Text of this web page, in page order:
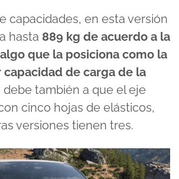
capacidades, en esta versión
hasta 889 kg de acuerdo a la
que la posiciona como la
capacidad de carga de la
debe también a que el eje
cinco hojas de elásticos,
versiones tienen tres.